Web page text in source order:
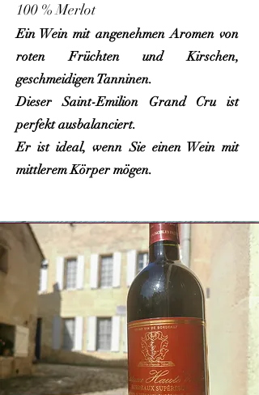
100 % Merlot
Ein Wein mit angenehmen Aromen von
roten Früchten und Kirschen,
geschmeidigen Tanninen.
Dieser Saint-Emilion Grand Cru ist
perfekt ausbalanciert.
Er ist ideal, wenn Sie einen Wein mit
mittlerem Körper mögen.